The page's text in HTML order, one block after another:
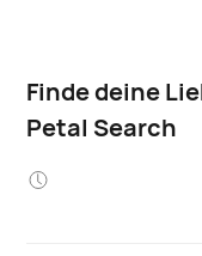
Finde deine
Petal Search